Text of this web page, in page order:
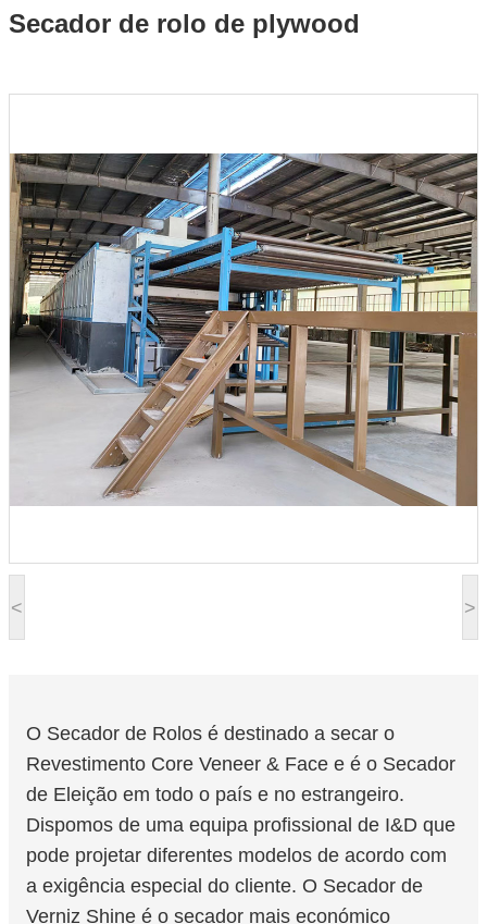
de verniz Secador de rolo de plywood
< >
Secador de rolo de plywood
O Secador de Rolos é destinado a secar o
Revestimento Core Veneer & Face e é o Secador
de Eleição em todo o país e no estrangeiro.
Dispomos de uma equipa profissional de I&D que
pode projetar diferentes modelos de acordo com
a exigência especial do cliente. O Secador de
Verniz Shine é o secador mais económico